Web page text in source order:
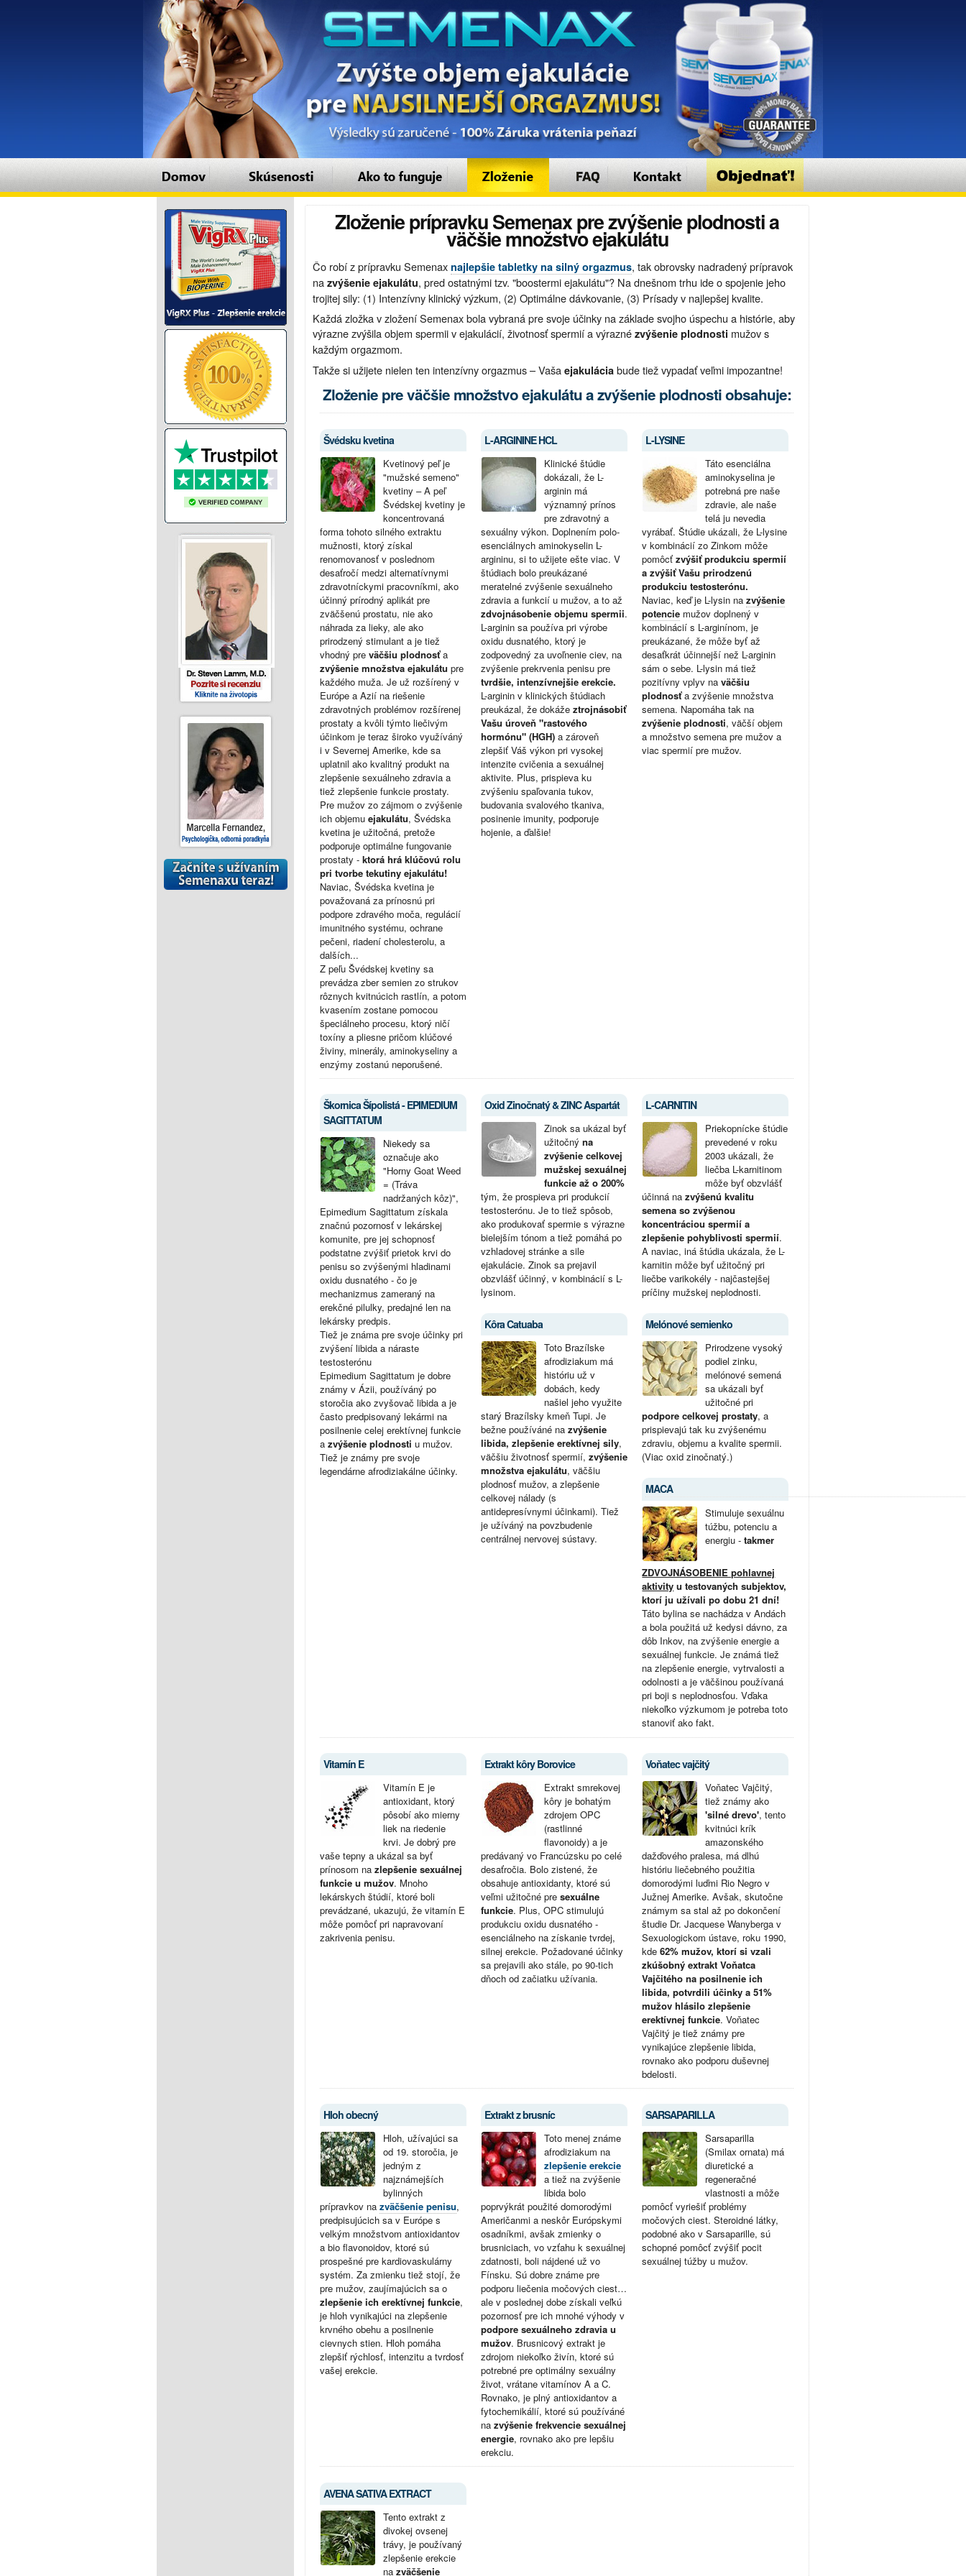
Zloženie prípravku Semenax pre zvýšenie plodnosti a
väčšie množstvo ejakulátu
Čo robí z prípravku Semenax najlepšie tabletky na silný orgazmus, tak obrovsky nadradený prípravok
na zvýšenie ejakulátu, pred ostatnými tzv. "boostermi ejakulátu"? Na dnešnom trhu ide o spojenie jeho
trojitej sily: (1) Intenzívny klinický výzkum, (2) Optimálne dávkovanie, (3) Prísady v najlepšej kvalite.
Každá zložka v zložení Semenax bola vybraná pre svoje účinky na základe svojho úspechu a histórie, aby
výrazne zvýšila objem spermii v ejakulácií, životnosť spermií a výrazné zvýšenie plodnosti mužov s
každým orgazmom.
Takže si užijete nielen ten intenzívny orgazmus – Vaša ejakulácia bude tiež vypadať veľmi impozantne!
Zloženie pre väčšie množstvo ejakulátu a zvýšenie plodnosti obsahuje:
Švédsku kvetina
Kvetinový peľ je
"mužské semeno"
kvetiny – A peľ
Švédskej kvetiny je
koncentrovaná
forma tohoto silného extraktu
mužnosti, ktorý získal
renomovanosť v poslednom
desaťročí medzi alternatívnymi
zdravotníckymi pracovníkmi, ako
účinný prírodný aplikát pre
zväčšenú prostatu, nie ako
náhrada za lieky, ale ako
prirodzený stimulant a je tiež
vhodný preväčšiu plodnosťa
zvýšenie množstva ejakulátu pre
každého muža. Je už rozšírený v
Európe a Azií na riešenie
zdravotných problémov rozšírenej
prostaty a kvôli týmto liečivým
účinkom je teraz široko využíváný
i v Severnej Amerike, kde sa
uplatnil ako kvalitný produkt na
zlepšenie sexuálneho zdravia a
tiež zlepšenie funkcie prostaty.
Pre mužov zo zájmom o zvýšenie
ich objemuejakulátu, Švédska
kvetina je užitočná, pretože
podporuje optimálne fungovanie
prostaty -ktorá hrá klúčovú rolu
pri tvorbe tekutiny ejakulátu!
Naviac, Švédska kvetina je
považovaná za prínosnú pri
podpore zdravého moča, regulácií
imunitného systému, ochrane
pečeni, riadení cholesterolu, a
dalších...
Z peľu Švédskej kvetiny sa
prevádza zber semien zo strukov
rôznych kvitnúcich rastlín, a potom
kvasením zostane pomocou
špeciálneho procesu, ktorý ničí
toxíny a pliesne pričom klúčové
živiny, minerály, aminokyseliny a
enzýmy zostanú neporušené.
L-ARGININE HCL
Klinické štúdie
dokázali, že L-
arginin má
významný prínos
pre zdravotný a
sexuálny výkon. Doplnením polo-
esenciálnych aminokyselin L-
argininu, si to užijete ešte viac. V
štúdiach bolo preukázané
meratelné zvýšenie sexuálneho
zdravia a funkcií u mužov, a to až
zdvojnásobenie objemu spermii.
L-arginin sa používa pri výrobe
oxidu dusnatého, ktorý je
zodpovedný za uvoľnenie ciev, na
zvýšenie prekrvenia penisu pre
tvrdšie, intenzívnejšie erekcie.
L-arginin v klinických štúdiach
preukázal, že dokážeztrojnásobiť
Vašu úroveň "rastového
hormónu" (HGH)a zároveň
zlepšiť Váš výkon pri vysokej
intenzite cvičenia a sexuálnej
aktivite. Plus, prispieva ku
zvýšeniu spaľovania tukov,
budovania svalového tkaniva,
posinenie imunity, podporuje
hojenie, a ďalšie!
L-LYSINE
Táto esenciálna
aminokyselina je
potrebná pre naše
zdravie, ale naše
telá ju nevedia
vyrábať. Štúdie ukázali, že L-lysine
v kombinácií zo Zinkom môže
pomôcťzvýšiť produkciu spermií
a zvýšiť Vašu prirodzenú
produkciu testosterónu.
Naviac, keď je L-lysin nazvýšenie
potencie mužov doplnený v
kombinácií s L-arginínom, je
preukázané, že môže byť až
desaťkrát účinnejší než L-arginin
sám o sebe. L-lysin má tiež
pozitívny vplyv naväčšiu
plodnosťa zvýšenie množstva
semena. Napomáha tak na
zvýšenie plodnosti, väčší objem
a množstvo semena pre mužov a
viac spermií pre mužov.
Škornica Šípolistá - EPIMEDIUM
SAGITTATUM
Niekedy sa
označuje ako
"Horny Goat Weed
= (Tráva
nadržaných kôz)",
Epimedium Sagittatum získala
značnú pozornosť v lekárskej
komunite, pre jej schopnosť
podstatne zvýšiť prietok krvi do
penisu so zvýšenými hladinami
oxidu dusnatého - čo je
mechanizmus zameraný na
erekčné pilulky, predajné len na
lekársky predpis.
Tiež je známa pre svoje účinky pri
zvýšení libida a náraste
testosterónu
Epimedium Sagittatum je dobre
známy v Ázii, používáný po
storočia ako zvyšovač libida a je
často predpisovaný lekármi na
posilnenie celej erektívnej funkcie
azvýšenie plodnosti u mužov.
Tiež je známy pre svoje
legendárne afrodiziakálne účinky.
Oxid Zinočnatý & ZINC Aspartát
Zinok sa ukázal byť
užitočnýna
zvýšenie celkovej
mužskej sexuálnej
funkcie až o 200%
tým, že prospieva pri produkcií
testosterónu. Je to tiež spôsob,
ako produkovať spermie s výrazne
bielejším tónom a tiež pomáhá po
vzhladovej stránke a sile
ejakulácie. Zinok sa prejavil
obzvlášť účinný, v kombinácií s L-
lysinom.
L-CARNITIN
Priekopnícke štúdie
prevedené v roku
2003 ukázali, že
liečba L-karnitinom
môže byť obzvlášť
účinná nazvýšenú kvalitu
semena so zvýšenou
koncentráciou spermií a
zlepšenie pohyblivosti spermií.
A naviac, iná štúdia ukázala, že L-
karnitin môže byť užitočný pri
liečbe varikokély - najčastejšej
príčiny mužskej neplodnosti.
Kôra Catuaba
Toto Brazílske
afrodiziakum má
históriu už v
dobách, kedy
našiel jeho využite
starý Brazílsky kmeň Tupi. Je
bežne používáné nazvýšenie
libida, zlepšenie erektívnej sily,
väčšiu životnosť spermií,zvýšenie
množstva ejakulátu, väčšiu
plodnosť mužov, a zlepšenie
celkovej nálady (s
antidepresívnymi účinkami). Tiež
je užíváný na povzbudenie
centrálnej nervovej sústavy.
Melónové semienko
Prirodzene vysoký
podiel zinku,
melónové semená
sa ukázali byť
užitočné pri
podpore celkovej prostaty, a
prispievajú tak ku zvýšenému
zdraviu, objemu a kvalite spermii.
(Viac oxid zinočnatý.)
MACA
Stimuluje sexuálnu
túžbu, potenciu a
energiu -takmer
ZDVOJNÁSOBENIE pohlavnej
aktivity u testovaných subjektov,
ktorí ju užívali po dobu 21 dní!
Táto bylina se nachádza v Andách
a bola použitá už kedysi dávno, za
dôb Inkov, na zvýšenie energie a
sexuálnej funkcie. Je známá tiež
na zlepšenie energie, vytrvalosti a
odolnosti a je väčšinou používaná
pri boji s neplodnosťou. Vďaka
niekoľko výzkumom je potreba toto
stanoviť ako fakt.
Vitamín E
Vitamín E je
antioxidant, ktorý
pôsobí ako mierny
liek na riedenie
krvi. Je dobrý pre
vaše tepny a ukázal sa byť
prínosom nazlepšenie sexuálnej
funkcie u mužov. Mnoho
lekárskych štúdií, ktoré boli
prevádzané, ukazujú, že vitamín E
môže pomôcť pri napravovaní
zakrivenia penisu.
Extrakt kôry Borovice
Extrakt smrekovej
kôry je bohatým
zdrojem OPC
(rastlinné
flavonoidy) a je
predávaný vo Francúzsku po celé
desaťročia. Bolo zistené, že
obsahuje antioxidanty, ktoré sú
veľmi užitočné presexuálne
funkcie. Plus, OPC stimulujú
produkciu oxidu dusnatého -
esenciálneho na získanie tvrdej,
silnej erekcie. Požadované účinky
sa prejavili ako stále, po 90-tich
dňoch od začiatku užívania.
Voňatec vajčitý
Voňatec Vajčitý,
tiež známy ako
'silné drevo', tento
kvitnúci krík
amazonského
dažďového pralesa, má dlhú
históriu liečebného použitia
domorodými luďmi Rio Negro v
Južnej Amerike. Avšak, skutočne
známym sa stal až po dokončení
študie Dr. Jacquese Wanyberga v
Sexuologickom ústave, roku 1990,
kde62% mužov, ktorí si vzali
zkúšobný extrakt Voňatca
Vajčitého na posilnenie ich
libida, potvrdili účinky a 51%
mužov hlásilo zlepšenie
erektívnej funkcie. Voňatec
Vajčitý je tiež známy pre
vynikajúce zlepšenie libida,
rovnako ako podporu duševnej
bdelosti.
Hloh obecný
Hloh, užívajúci sa
od 19. storočia, je
jedným z
najznámejších
bylinných
prípravkov nazväčšenie penisu,
predpisujúcich sa v Európe s
velkým množstvom antioxidantov
a bio flavonoidov, ktoré sú
prospešné pre kardiovaskulárny
systém. Za zmienku tiež stojí, že
pre mužov, zaujímajúcich sa o
zlepšenie ich erektívnej funkcie,
je hloh vynikajúci na zlepšenie
krvného obehu a posilnenie
cievnych stien. Hloh pomáha
zlepšiť rýchlosť, intenzitu a tvrdosť
vašej erekcie.
Extrakt z brusníc
Toto menej známe
afrodiziakum na
zlepšenie erekcie
a tiež na zvýšenie
libida bolo
poprvýkrát použité domorodými
Američanmi a neskôr Európskymi
osadníkmi, avšak zmienky o
brusniciach, vo vzťahu k sexuálnej
zdatnosti, boli nájdené už vo
Fínsku. Sú dobre známe pre
podporu liečenia močových ciest…
ale v poslednej dobe získali veľkú
pozornosť pre ich mnohé výhody v
podpore sexuálneho zdravia u
mužov. Brusnicový extrakt je
zdrojom niekoľko živín, ktoré sú
potrebné pre optimálny sexuálny
život, vrátane vitamínov A a C.
Rovnako, je plný antioxidantov a
fytochemikálií, ktoré sú používáné
nazvýšenie frekvencie sexuálnej
energie, rovnako ako pre lepšiu
erekciu.
SARSAPARILLA
Sarsaparilla
(Smilax ornata) má
diuretické a
regeneračné
vlastnosti a môže
pomôcť vyriešiť problémy
močových ciest. Steroidné látky,
podobné ako v Sarsaparille, sú
schopné pomôcť zvýšiť pocit
sexuálnej túžby u mužov.
AVENA SATIVA EXTRACT
Tento extrakt z
divokej ovsenej
trávy, je používaný
zlepšenie erekcie
nazväčšenie